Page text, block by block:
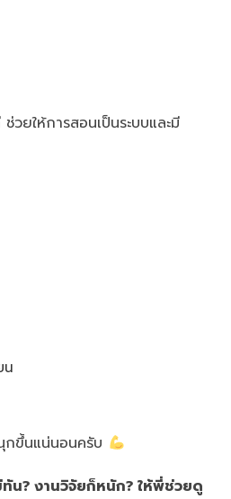
วยให้การสอนเป็นระบบและมี
น
ขึ้นแน่นอนครับ
น? งานวิจัยก็หนัก? ให้พี่ช่วยดู